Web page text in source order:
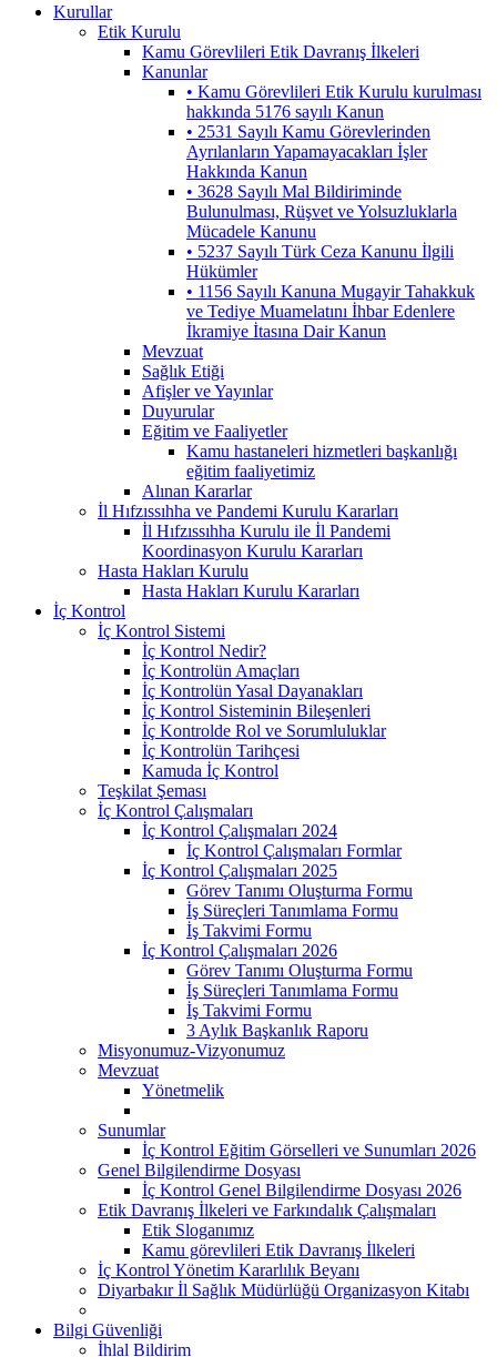
Kurullar
Etik Kurulu
Kamu Görevlileri Etik Davranış İlkeleri
Kanunlar
• Kamu Görevlileri Etik Kurulu kurulması
hakkında 5176 sayılı Kanun
• 2531 Sayılı Kamu Görevlerinden
Ayrılanların Yapamayacakları İşler
Hakkında Kanun
• 3628 Sayılı Mal Bildiriminde
Bulunulması, Rüşvet ve Yolsuzluklarla
Mücadele Kanunu
• 5237 Sayılı Türk Ceza Kanunu İlgili
Hükümler
• 1156 Sayılı Kanuna Mugayir Tahakkuk
ve Tediye Muamelatını İhbar Edenlere
İkramiye İtasına Dair Kanun
Mevzuat
Sağlık Etiği
Afişler ve Yayınlar
Duyurular
Eğitim ve Faaliyetler
Kamu hastaneleri hizmetleri başkanlığı
eğitim faaliyetimiz
Alınan Kararlar
İl Hıfzıssıhha ve Pandemi Kurulu Kararları
İl Hıfzıssıhha Kurulu ile İl Pandemi
Koordinasyon Kurulu Kararları
Hasta Hakları Kurulu
Hasta Hakları Kurulu Kararları
İç Kontrol
İç Kontrol Sistemi
İç Kontrol Nedir?
İç Kontrolün Amaçları
İç Kontrolün Yasal Dayanakları
İç Kontrol Sisteminin Bileşenleri
İç Kontrolde Rol ve Sorumluluklar
İç Kontrolün Tarihçesi
Kamuda İç Kontrol
Teşkilat Şeması
İç Kontrol Çalışmaları
İç Kontrol Çalışmaları 2024
İç Kontrol Çalışmaları Formlar
İç Kontrol Çalışmaları 2025
Görev Tanımı Oluşturma Formu
İş Süreçleri Tanımlama Formu
İş Takvimi Formu
İç Kontrol Çalışmaları 2026
Görev Tanımı Oluşturma Formu
İş Süreçleri Tanımlama Formu
İş Takvimi Formu
3 Aylık Başkanlık Raporu
Misyonumuz-Vizyonumuz
Mevzuat
Yönetmelik
Sunumlar
İç Kontrol Eğitim Görselleri ve Sunumları 2026
Genel Bilgilendirme Dosyası
İç Kontrol Genel Bilgilendirme Dosyası 2026
Etik Davranış İlkeleri ve Farkındalık Çalışmaları
Etik Sloganımız
Kamu görevlileri Etik Davranış İlkeleri
İç Kontrol Yönetim Kararlılık Beyanı
Diyarbakır İl Sağlık Müdürlüğü Organizasyon Kitabı
Bilgi Güvenliği
İhlal Bildirim